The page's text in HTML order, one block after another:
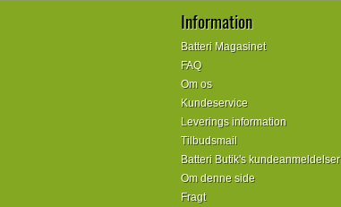
Information
Batteri Magasinet
FAQ
Om os
Kundeservice
Leverings information
Tilbudsmail
Batteri Butik's kundeanmeldelser
Om denne side
Fragt